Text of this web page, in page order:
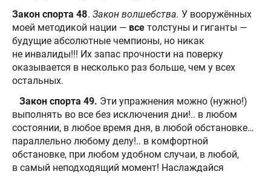
Закон спорта 48. Закон волшебства. У вооружённых
моей методикой нации — все толстуны и гиганты —
будущие абсолютные чемпионы, но никак
не инвалиды!!! Их запас прочности на поверку
оказывается в несколько раз больше, чем у всех
остальных.
Закон спорта 49. Эти упражнения можно (нужно!)
выполнять во все без исключения дни!.. в любом
состоянии, в любое время дня, в любой обстановке…
параллельно любому делу!.. в комфортной
обстановке, при любом удобном случаи, в любой,
в самый неподходящий момент! Наслаждайся